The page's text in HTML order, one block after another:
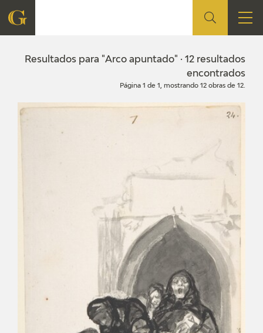
FUNDACIÓN
CENTRO DE INVESTIGACIÓN Y DOCUMENTACIÓN
ACTIVIDADES
Resultados para "Arco apuntado" · 12 resultados
encontrados
Página 1 de 1, mostrando 12 obras de 12.